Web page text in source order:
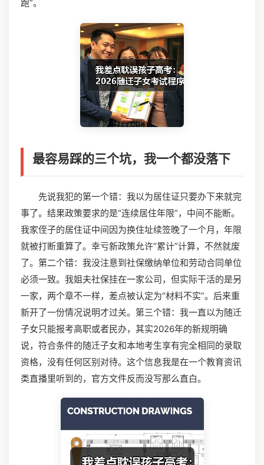
跑”。
最容易踩的三个坑，我一个都没落下
先说我犯的第一个错：我以为居住证只要办下来就完
事了。结果政策要求的是“连续居住年限”，中间不能断。
我家侄子的居住证中间因为换住址续签晚了一个月，年限
就被打断重算了。幸亏新政策允许“累计”计算，不然就废
了。第二个错：我没注意到社保缴纳单位和劳动合同单位
必须一致。我姐夫社保挂在一家公司，但实际干活的是另
一家，两个章不一样，差点被认定为“材料不实”。后来重
新开了一份情况说明才过关。第三个错：我一直以为随迁
子女只能报考高职或者民办，其实2026年的新规明确
说，符合条件的随迁子女和本地考生享有完全相同的录取
资格，没有任何区别对待。这个信息我是在一个教育资讯
类直播里听到的，官方文件反而没写那么直白。